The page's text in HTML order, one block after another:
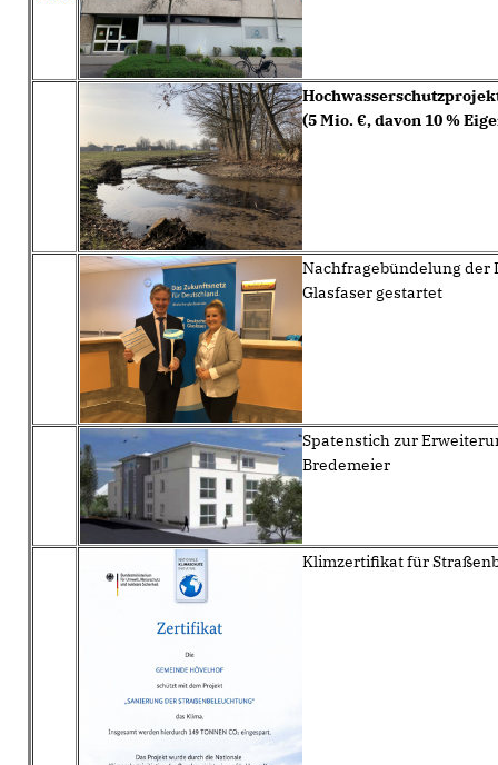
(5 Mio. €, davon 10 %
Nachfragebündelung der
Glasfaser gestartet
Spatenstich zur
Bredemeier
Klimzertifikat für